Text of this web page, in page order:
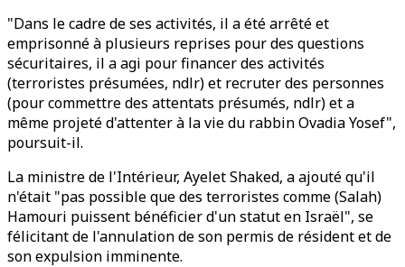
"Dans le cadre de ses activités, il a été arrêté et
emprisonné à plusieurs reprises pour des questions
sécuritaires, il a agi pour financer des activités
(terroristes présumées, ndlr) et recruter des personnes
(pour commettre des attentats présumés, ndlr) et a
même projeté d'attenter à la vie du rabbin Ovadia Yosef",
poursuit-il.
La ministre de l'Intérieur, Ayelet Shaked, a ajouté qu'il
n'était "pas possible que des terroristes comme (Salah)
Hamouri puissent bénéficier d'un statut en Israël", se
félicitant de l'annulation de son permis de résident et de
son expulsion imminente.